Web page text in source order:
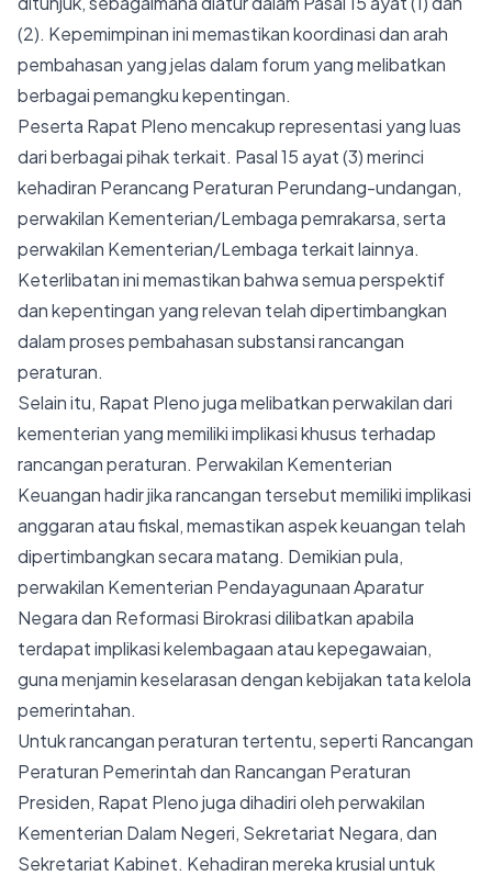
(2). Kepemimpinan ini memastikan koordinasi dan arah
pembahasan yang jelas dalam forum yang melibatkan
berbagai pemangku kepentingan.
Peserta Rapat Pleno mencakup representasi yang luas
dari berbagai pihak terkait. Pasal 15 ayat (3) merinci
kehadiran Perancang Peraturan Perundang-undangan,
perwakilan Kementerian/Lembaga pemrakarsa, serta
perwakilan Kementerian/Lembaga terkait lainnya.
Keterlibatan ini memastikan bahwa semua perspektif
dan kepentingan yang relevan telah dipertimbangkan
dalam proses pembahasan substansi rancangan
peraturan.
Selain itu, Rapat Pleno juga melibatkan perwakilan dari
kementerian yang memiliki implikasi khusus terhadap
rancangan peraturan. Perwakilan Kementerian
Keuangan hadir jika rancangan tersebut memiliki implikasi
anggaran atau fiskal, memastikan aspek keuangan telah
dipertimbangkan secara matang. Demikian pula,
perwakilan Kementerian Pendayagunaan Aparatur
Negara dan Reformasi Birokrasi dilibatkan apabila
terdapat implikasi kelembagaan atau kepegawaian,
guna menjamin keselarasan dengan kebijakan tata kelola
pemerintahan.
Untuk rancangan peraturan tertentu, seperti Rancangan
Peraturan Pemerintah dan Rancangan Peraturan
Presiden, Rapat Pleno juga dihadiri oleh perwakilan
Kementerian Dalam Negeri, Sekretariat Negara, dan
Sekretariat Kabinet. Kehadiran mereka krusial untuk